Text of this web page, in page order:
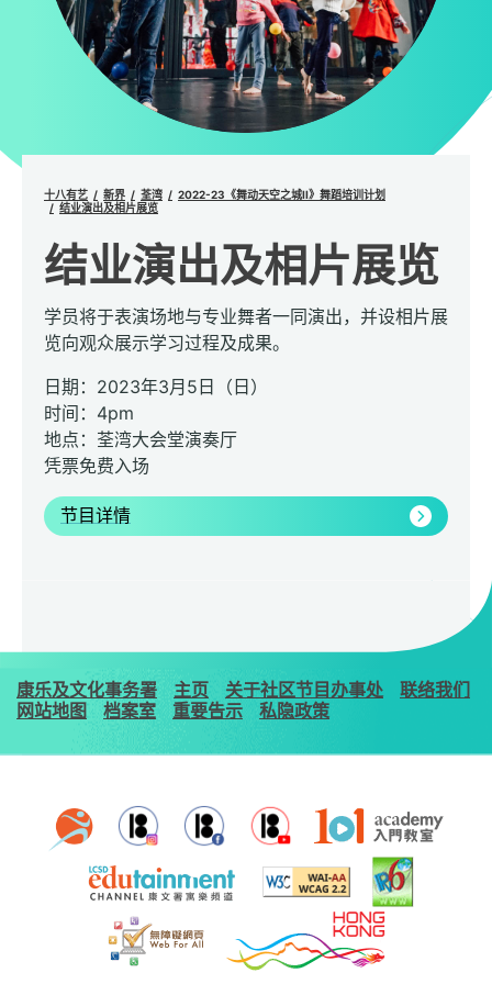
十八有艺 新界 荃湾
2022-23《舞动天空之城II》舞蹈培训计划
结业演出及相片展览
结业演出及相片展览
学员将于表演场地与专业舞者一同演出，并设相片展
览向观众展示学习过程及成果。
日期：2023年3月5日（日）
时间：4pm
地点：荃湾大会堂演奏厅
凭票免费入场
节目详情
康乐及文化事务署 主页 关于社区节目办事处
联络我们
网站地图
档案室 重要告示 私隐政策